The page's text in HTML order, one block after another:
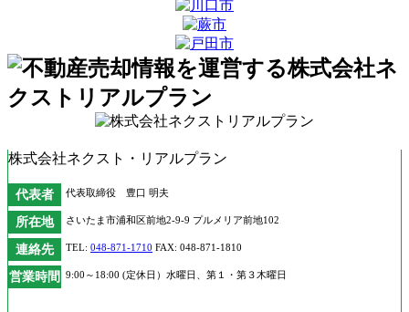
株式会社ネクスト・リアルプラン
代表者 代表取締役 豊口 明夫
所在地 さいたま市浦和区前地2-9-9 プルメリア前地102
連絡先 TEL: 048-871-1710 FAX: 048-871-1810
営業時間 9:00～18:00 (定休日）水曜日、第１・第３木曜日